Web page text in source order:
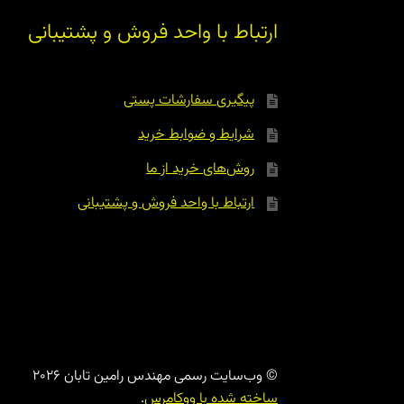
ارتباط با واحد فروش و پشتیبانی
پیگیری سفارشات پستی
شرایط و ضوابط خرید
روش‌های خرید از ما
ارتباط با واحد فروش و پشتیبانی
© وب‌سایت رسمی مهندس رامین تابان 2026
ساخته شده با ووکامرس.